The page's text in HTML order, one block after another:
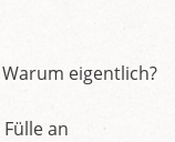
eigentlich?
an